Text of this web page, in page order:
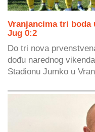
Vranjancima tri boda
Jug 0:2
Do tri nova
dođu narednog
Stadionu Jumko u